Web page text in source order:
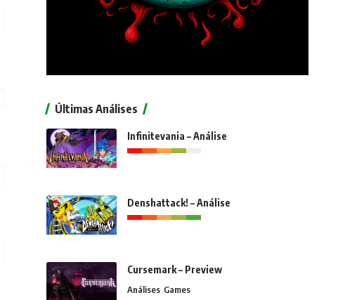
Últimas Análises
Infinitevania – Análise
Denshattack! – Análise
Cursemark – Preview
Análises Games